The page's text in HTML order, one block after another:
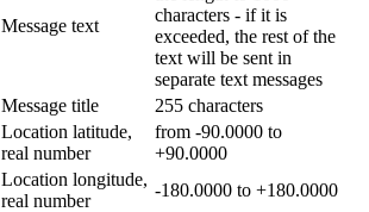
Message text
characters - if it is
exceeded, the rest of the
text will be sent in
separate text messages
Message title
255 characters
Location latitude,
real number
from -90.0000 to
+90.0000
Location longitude,
real number
-180.0000 to +180.0000